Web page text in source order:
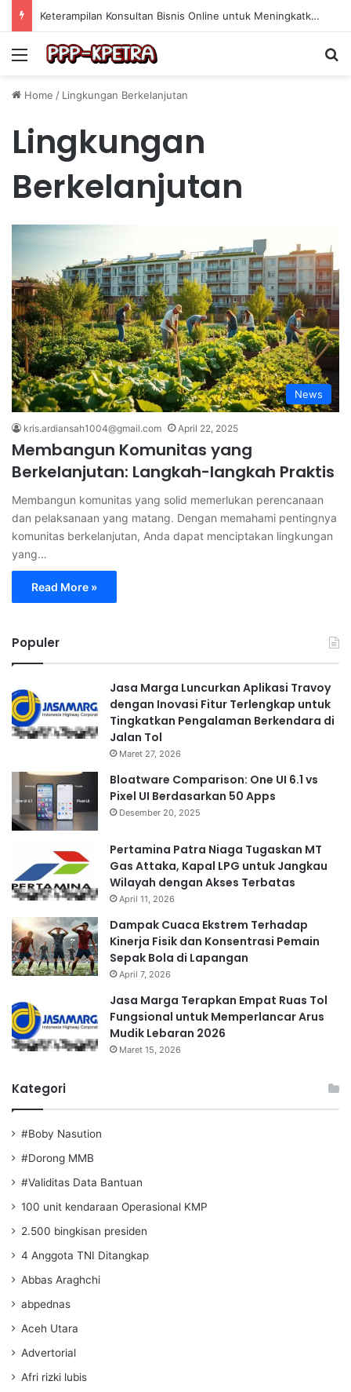
Keterampilan Konsultan Bisnis Online untuk Meningkatkan Pendapatan Berdasarkan Pengalaman Praktis
Menu
Home / Lingkungan Berkelanjutan
Lingkungan
Berkelanjutan
News
kris.ardiansah1004@gmail.com April 22, 2025
Membangun Komunitas yang
Berkelanjutan: Langkah-langkah Praktis
Membangun komunitas yang solid memerlukan perencanaan
dan pelaksanaan yang matang. Dengan memahami pentingnya
komunitas berkelanjutan, Anda dapat menciptakan lingkungan
yang…
Read More »
Populer
Jasa Marga Luncurkan Aplikasi Travoy
dengan Inovasi Fitur Terlengkap untuk
Tingkatkan Pengalaman Berkendara di
Jalan Tol
Maret 27, 2026
Bloatware Comparison: One UI 6.1 vs
Pixel UI Berdasarkan 50 Apps
Desember 20, 2025
Pertamina Patra Niaga Tugaskan MT
Gas Attaka, Kapal LPG untuk Jangkau
Wilayah dengan Akses Terbatas
April 11, 2026
Dampak Cuaca Ekstrem Terhadap
Kinerja Fisik dan Konsentrasi Pemain
Sepak Bola di Lapangan
April 7, 2026
Jasa Marga Terapkan Empat Ruas Tol
Fungsional untuk Memperlancar Arus
Mudik Lebaran 2026
Maret 15, 2026
Kategori
#Boby Nasution
#Dorong MMB
#Validitas Data Bantuan
100 unit kendaraan Operasional KMP
2.500 bingkisan presiden
4 Anggota TNI Ditangkap
Abbas Araghchi
abpednas
Aceh Utara
Advertorial
Afri rizki lubis